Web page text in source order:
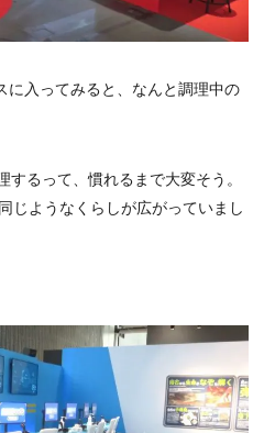
に入ってみると、なんと調理中の
するって、慣れるまで大変そう。
じようなくらしが広がっていまし